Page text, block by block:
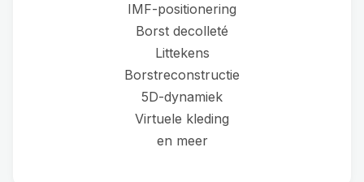
IMF-positionering
Borst decolleté
Littekens
Borstreconstructie
5D-dynamiek
Virtuele kleding
en meer